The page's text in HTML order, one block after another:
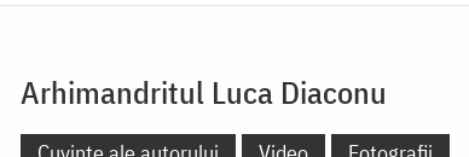
Arhimandritul Luca Diaconu